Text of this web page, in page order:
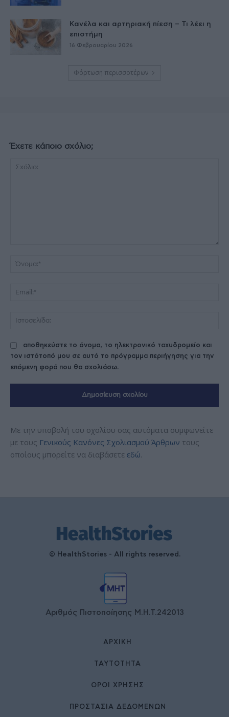
Κανέλα και αρτηριακή πίεση – Τι λέει η
επιστήμη
16 Φεβρουαρίου 2026
Φόρτωση περισσοτέρων
Έχετε κάποιο σχόλιο;
αποθηκεύστε το όνομα, το ηλεκτρονικό ταχυδρομείο και
τον ιστότοπό μου σε αυτό το πρόγραμμα περιήγησης για την
επόμενη φορά που θα σχολιάσω.
Με την υποβολή του σχολίου σας αυτόματα συμφωνείτε
με τους Γενικούς Κανόνες Σχολιασμού Άρθρων τους
οποίους μπορείτε να διαβάσετε εδώ.
© HealthStories - All rights reserved.
Αριθμός Πιστοποίησης Μ.Η.Τ.242013
ΑΡΧΙΚΉ
ΤΑΥΤΌΤΗΤΑ
ΌΡΟΙ ΧΡΉΣΗΣ
ΠΡΟΣΤΑΣΙΑ ΔΕΔΟΜΕΝΩΝ